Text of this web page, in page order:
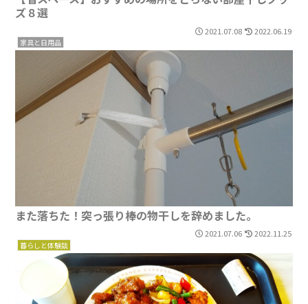
ズ８選
2021.07.08 2022.06.19
家具と日用品
また落ちた！突っ張り棒の物干しを辞めました。
2021.07.06 2022.11.25
暮らしと体験談